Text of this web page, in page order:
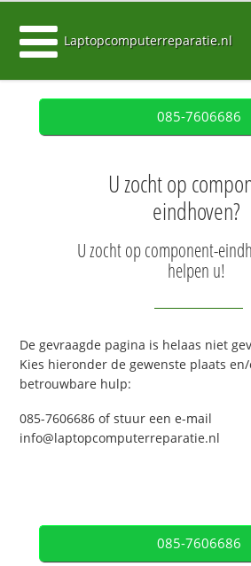
Laptopcomputerreparatie.nl
085-7606686
U zocht op
eindhoven?
U zocht op component-
helpen u!
De gevraagde pagina is helaas niet
Kies hieronder de gewenste plaats
betrouwbare hulp:
085-7606686 of stuur een e-mail
info@laptopcomputerreparatie.nl
085-7606686